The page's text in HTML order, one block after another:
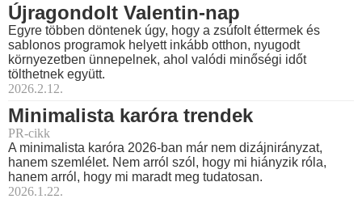
Újragondolt Valentin-nap
Egyre többen döntenek úgy, hogy a zsúfolt éttermek és
sablonos programok helyett inkább otthon, nyugodt
környezetben ünnepelnek, ahol valódi minőségi időt
tölthetnek együtt.
2026.2.12.
Minimalista karóra trendek
PR-cikk
A minimalista karóra 2026-ban már nem dizájnirányzat,
hanem szemlélet. Nem arról szól, hogy mi hiányzik róla,
hanem arról, hogy mi maradt meg tudatosan.
2026.1.22.